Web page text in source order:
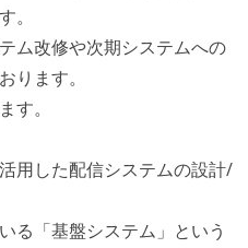
。
ム改修や次期システムへの
ります。
す。
用した配信システムの設計/
る「基盤システム」という